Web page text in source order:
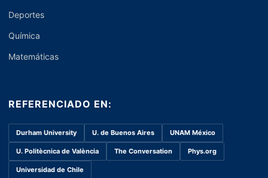
Deportes
Química
Matemáticas
REFERENCIADO EN:
Durham University U. de Buenos Aires UNAM México
U. Politècnica de València The Conversation Phys.org
Universidad de Chile